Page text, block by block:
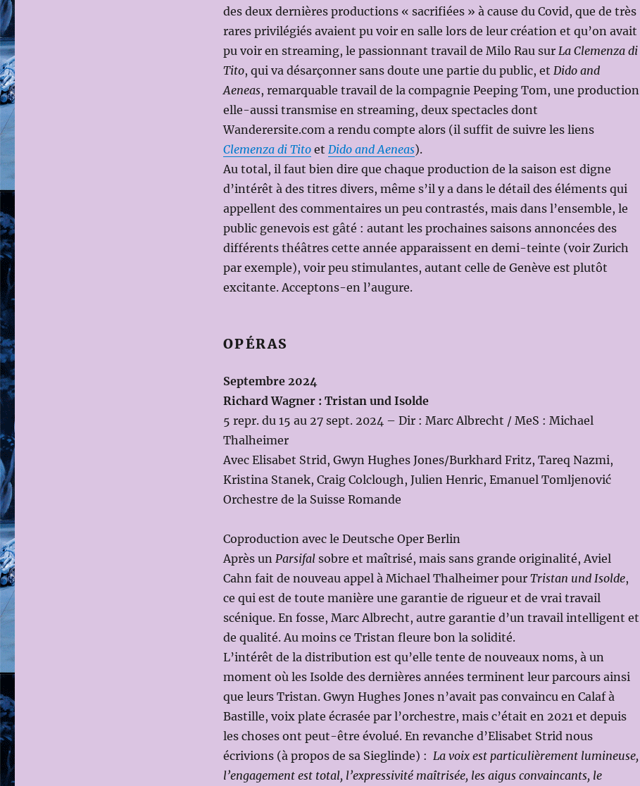
des deux dernières productions « sacrifiées » à cause du Covid, que de très
rares privilégiés avaient pu voir en salle lors de leur création et qu’on avait
pu voir en streaming, le passionnant travail de Milo Rau sur La Clemenza di
Tito, qui va désarçonner sans doute une partie du public, et Dido and
Aeneas, remarquable travail de la compagnie Peeping Tom, une production
elle-aussi transmise en streaming, deux spectacles dont
Wanderersite.com a rendu compte alors (il suffit de suivre les liens
Clemenza di Titoet Dido and Aeneas).
Au total, il faut bien dire que chaque production de la saison est digne
d’intérêt à des titres divers, même s’il y a dans le détail des éléments qui
appellent des commentaires un peu contrastés, mais dans l’ensemble, le
public genevois est gâté : autant les prochaines saisons annoncées des
différents théâtres cette année apparaissent en demi-teinte (voir Zurich
par exemple), voir peu stimulantes, autant celle de Genève est plutôt
excitante. Acceptons-en l’augure.
OPÉRAS
Septembre 2024
Richard Wagner : Tristan und Isolde
5 repr. du 15 au 27 sept. 2024 – Dir : Marc Albrecht / MeS : Michael
Thalheimer
Avec Elisabet Strid, Gwyn Hughes Jones/Burkhard Fritz, Tareq Nazmi,
Kristina Stanek, Craig Colclough, Julien Henric, Emanuel Tomljenović
Orchestre de la Suisse Romande
Coproduction avec le Deutsche Oper Berlin
Après un Parsifalsobre et maîtrisé, mais sans grande originalité, Aviel
Cahn fait de nouveau appel à Michael Thalheimer pour Tristan und Isolde,
ce qui est de toute manière une garantie de rigueur et de vrai travail
scénique. En fosse, Marc Albrecht, autre garantie d’un travail intelligent et
de qualité. Au moins ce Tristan fleure bon la solidité.
L’intérêt de la distribution est qu’elle tente de nouveaux noms, à un
moment où les Isolde des dernières années terminent leur parcours ainsi
que leurs Tristan. Gwyn Hughes Jones n’avait pas convaincu en Calaf à
Bastille, voix plate écrasée par l’orchestre, mais c’était en 2021 et depuis
les choses ont peut-être évolué. En revanche d’Elisabet Strid nous
écrivions (à propos de sa Sieglinde) : La voix est particulièrement lumineuse,
l’engagement est total, l’expressivité maîtrisée, les aigus convaincants, le